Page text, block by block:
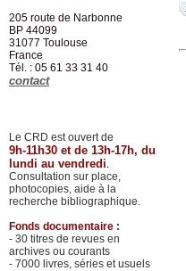
205 route de Narbonne
BP 44099
31077 Toulouse
France
Tél. : 05 61 33 31 40
contact
Le CRD est ouvert de
9h-11h30 et de 13h-17h, du
lundi au vendredi.
Consultation sur place,
photocopies, aide à la
recherche bibliographique.
Fonds documentaire :
- 30 titres de revues en
archives ou courants
- 7000 livres, séries et usuels